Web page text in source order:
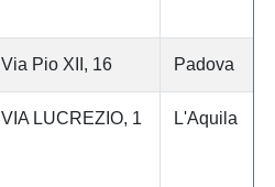
Via Pio XII, 16 Padova
VIA LUCREZIO, 1 L'Aquila